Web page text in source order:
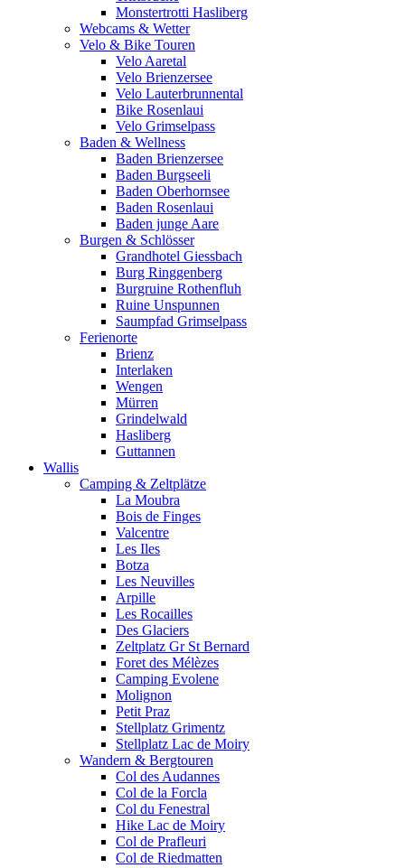
Monstertrotti Hasliberg
Webcams & Wetter
Velo & Bike Touren
Velo Aaretal
Velo Brienzersee
Velo Lauterbrunnental
Bike Rosenlaui
Velo Grimselpass
Baden & Wellness
Baden Brienzersee
Baden Burgseeli
Baden Oberhornsee
Baden Rosenlaui
Baden junge Aare
Burgen & Schlösser
Grandhotel Giessbach
Burg Ringgenberg
Burgruine Rothenfluh
Ruine Unspunnen
Saumpfad Grimselpass
Ferienorte
Brienz
Interlaken
Wengen
Mürren
Grindelwald
Hasliberg
Guttannen
Wallis
Camping & Zeltplätze
La Moubra
Bois de Finges
Valcentre
Les Iles
Botza
Les Neuvilles
Arpille
Les Rocailles
Des Glaciers
Zeltplatz Gr St Bernard
Foret des Mélèzes
Camping Evolene
Molignon
Petit Praz
Stellplatz Grimentz
Stellplatz Lac de Moiry
Wandern & Bergtouren
Col des Audannes
Col de la Forcla
Col du Fenestral
Hike Lac de Moiry
Col de Prafleuri
Col de Riedmatten